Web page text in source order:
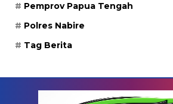
Pemprov Papua Tengah
Polres Nabire
Tag Berita